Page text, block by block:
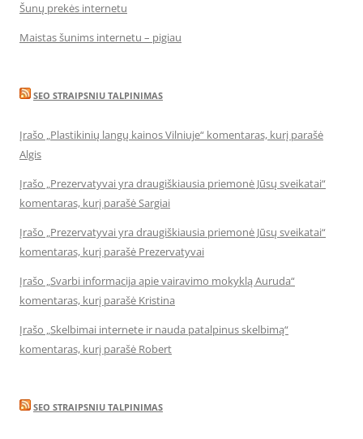
Šunų prekės internetu
Maistas šunims internetu – pigiau
SEO STRAIPSNIU TALPINIMAS
Įrašo „Plastikinių langų kainos Vilniuje“ komentaras, kurį parašė
Algis
Įrašo „Prezervatyvai yra draugiškiausia priemonė Jūsų sveikatai“
komentaras, kurį parašė Sargiai
Įrašo „Prezervatyvai yra draugiškiausia priemonė Jūsų sveikatai“
komentaras, kurį parašė Prezervatyvai
Įrašo „Svarbi informacija apie vairavimo mokyklą Auruda“
komentaras, kurį parašė Kristina
Įrašo „Skelbimai internete ir nauda patalpinus skelbimą“
komentaras, kurį parašė Robert
SEO STRAIPSNIU TALPINIMAS